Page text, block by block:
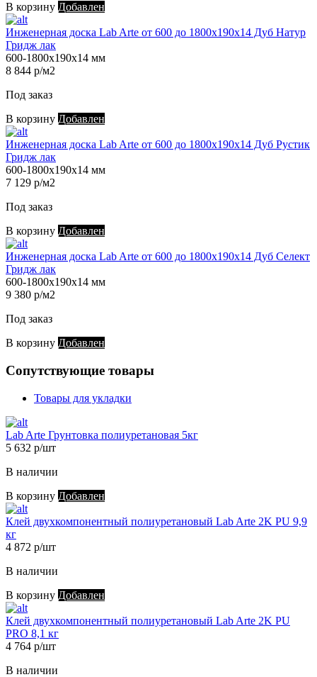
В корзину Добавлен
Инженерная доска Lab Arte от 600 до 1800х190х14 Дуб Натур
Гридж лак
600-1800х190х14 мм
8 844 р/м2
Под заказ
В корзину Добавлен
Инженерная доска Lab Arte от 600 до 1800х190х14 Дуб Рустик
Гридж лак
600-1800х190х14 мм
7 129 р/м2
Под заказ
В корзину Добавлен
Инженерная доска Lab Arte от 600 до 1800х190х14 Дуб Селект
Гридж лак
600-1800х190х14 мм
9 380 р/м2
Под заказ
В корзину Добавлен
Сопутствующие товары
Товары для укладки
Lab Arte Грунтовка полиуретановая 5кг
5 632 р/шт
В наличии
В корзину Добавлен
Клей двухкомпонентный полиуретановый Lab Arte 2K PU 9,9
кг
4 872 р/шт
В наличии
В корзину Добавлен
Клей двухкомпонентный полиуретановый Lab Arte 2K PU
PRO 8,1 кг
4 764 р/шт
В наличии